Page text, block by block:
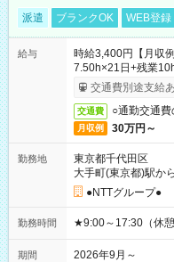
派遣 ブランクOK WEB登
給与
時給3,400円【月収
7.50h×21日+残業
交通費別途支給
交通費 ○通勤交通費
月収例 30万円～
勤務地
東京都千代田区
大手町(東京都)駅か
●NTTグループ●
勤務時間 ★9:00～17:30（休
期間 2026年9月～